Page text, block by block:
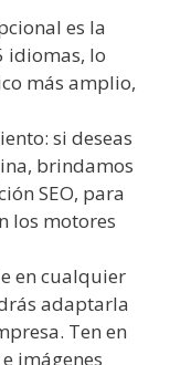
es la
idiomas, lo
más amplio,
si deseas
brindamos
SEO, para
los motores
en cualquier
adaptarla
Ten en
imágenes